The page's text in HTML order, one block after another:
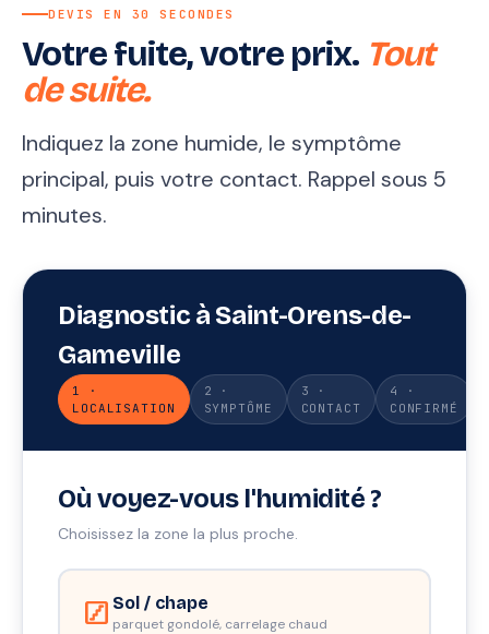
DEVIS EN 30 SECONDES
Votre fuite, votre prix. Tout
de suite.
Indiquez la zone humide, le symptôme
principal, puis votre contact. Rappel sous 5
minutes.
Diagnostic à Saint-Orens-de-
Gameville
1 ·
LOCALISATION
2 ·
SYMPTÔME
3 ·
CONTACT
4 ·
CONFIRMÉ
Où voyez-vous l'humidité ?
Choisissez la zone la plus proche.
stairs Sol / chape
parquet gondolé, carrelage chaud